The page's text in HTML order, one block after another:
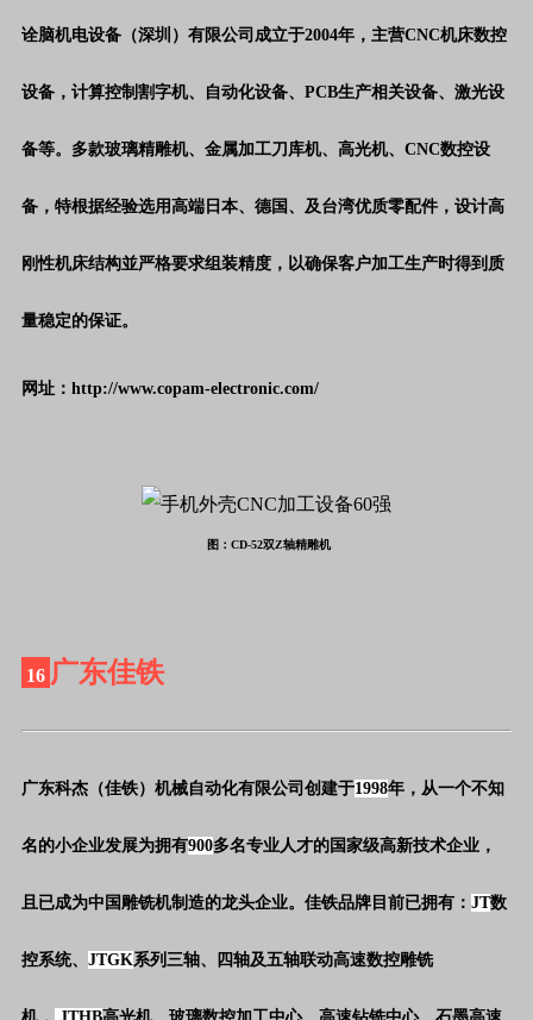
诠脑机电设备（深圳）有限公司成立于2004年，主营CNC机床数控
设备，计算控制割字机、自动化设备、PCB生产相关设备、激光设
备等。多款玻璃精雕机、金属加工刀库机、高光机、CNC数控设
备，特根据经验选用高端日本、德国、及台湾优质零配件，设计高
刚性机床结构並严格要求组装精度，以确保客户加工生产时得到质
量稳定的保证。
网址：http://www.copam-electronic.com/
图：CD-52双Z轴精雕机
16 广东佳铁
广东科杰（佳铁）机械自动化有限公司创建于1998年，从一个不知
名的小企业发展为拥有900多名专业人才的国家级高新技术企业，
且已成为中国雕铣机制造的龙头企业。佳铁品牌目前已拥有： JT数
控系统、 JTGK系列三轴、四轴及五轴联动高速数控雕铣